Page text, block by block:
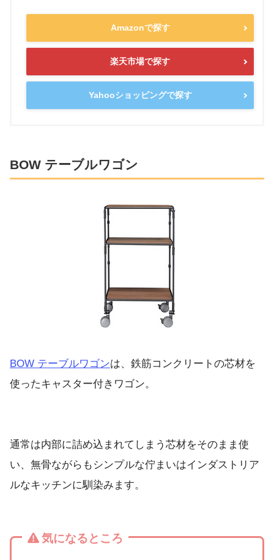
Amazonで探す
楽天市場で探す
Yahooショッピングで探す
BOW テーブルワゴン
BOW テーブルワゴンは、鉄筋コンクリートの芯材を
使ったキャスター付きワゴン。
通常は内部に詰め込まれてしまう芯材をそのまま使
い、無骨ながらもシンプルな佇まいはインダストリア
ルなキッチンに馴染みます。
気になるところ